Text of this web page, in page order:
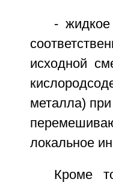
- жидкое
исходной
металла)
локальное
Кроме